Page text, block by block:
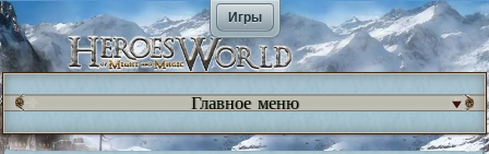
Игры
Главное меню